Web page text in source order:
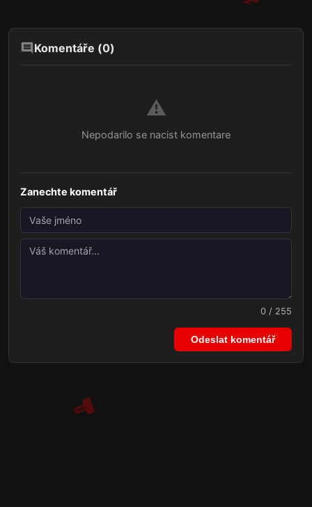
Komentáře (0)
⚠️
Nepodarilo se nacist komentare
Zanechte komentář
0 / 255
Odeslat komentář